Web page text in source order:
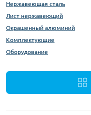
Нержавеющая сталь
Лист нержавеющий
Окрашенный алюминий
Комплектующие
Оборудование